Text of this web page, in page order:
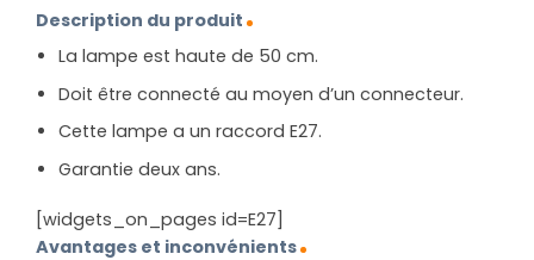
Description du produit
La lampe est haute de 50 cm.
Doit être connecté au moyen d’un connecteur.
Cette lampe a un raccord E27.
Garantie deux ans.
[widgets_on_pages id=E27]
Avantages et inconvénients